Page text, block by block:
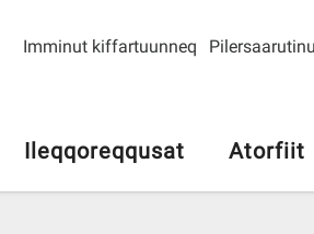
Imminut kiffartuunneq
Ileqqoreqqusat Atorfiit